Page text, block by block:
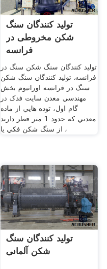
تولید کنندگان سنگ
شکن مخروطی در
فرانسه
تولید کنندگان سنگ شکن سنگ در
فرانسه. تولید کنندگان سنگ شکن
سنگ در فرانسه اورانيوم بخش
مهندسي معدن سايت فدک در
گام اول، توده هايي از ماده
معدني که حدود 1 متر قطر دارند
، از سنگ شکن فکي يا
تولید کنندگان سنگ
شکن آلمانی